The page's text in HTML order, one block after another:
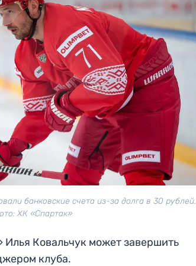
банковские счета из-за долга в 30 рублей.
ХК «Спартак»
Ковальчук может завершить
клуба.